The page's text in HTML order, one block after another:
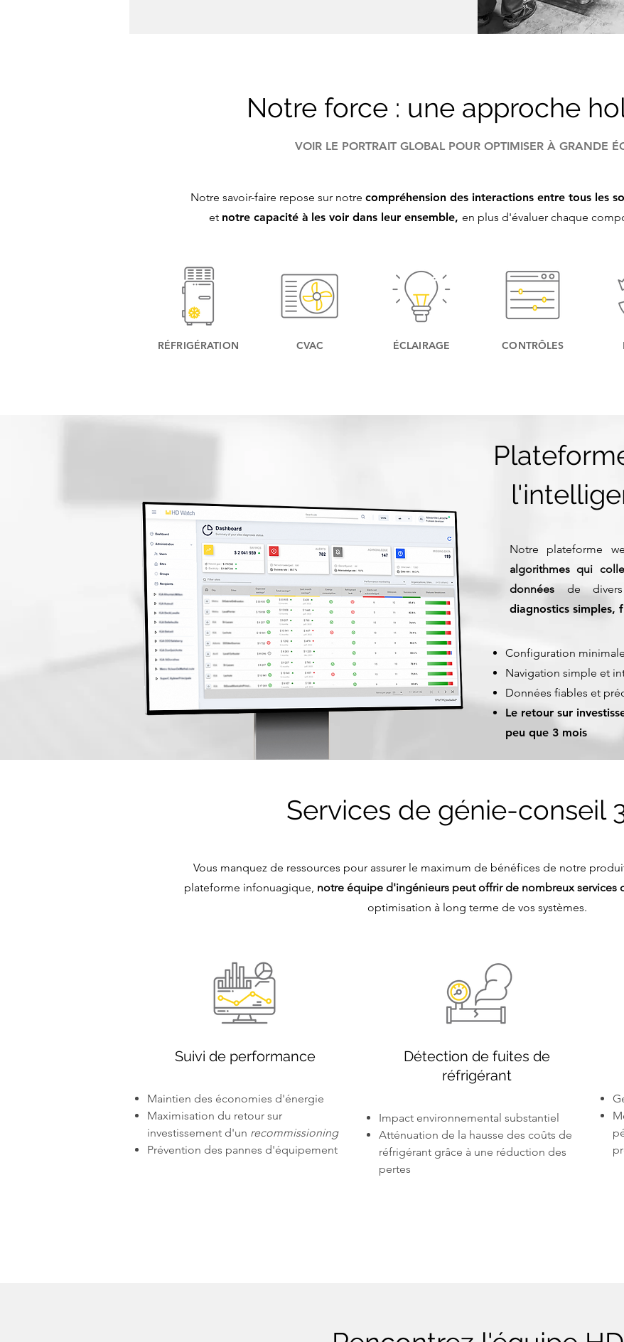
Notre force : une approche
VOIR LE PORTRAIT GLOBAL POUR OPTIMISER À GRANDE
Notre savoir-faire repose sur notre compréhension des interactions entre tous les
et notre capacité à les voir dans leur ensemble, en plus d'évaluer chaque
RÉFRIGÉRATION CVAC ÉCLAIRAGE CONTRÔLES
Notre plateforme
algorithmesqui
données de
diagnostics simples,
Configuration
Navigation simple et
Données fiables et
Le retour sur
peu que 3 mois
Services de génie-conseil
Vous manquez de ressources pour assurer le maximum de bénéfices de notre
plateforme infonuagique, notre équipe d'ingénieurs peut offrir de nombreux services
optimisation à long terme de vos systèmes.
Suivi de performance
Maintien des économies d'énergie
Maximisation du retour sur
investissement d'un recommissioning
Prévention des pannes d'équipement
Détection de fuites de
réfrigérant
Impact environnemental substantiel
Atténuation de la hausse des coûts de
réfrigérant grâce à une réduction des
pertes